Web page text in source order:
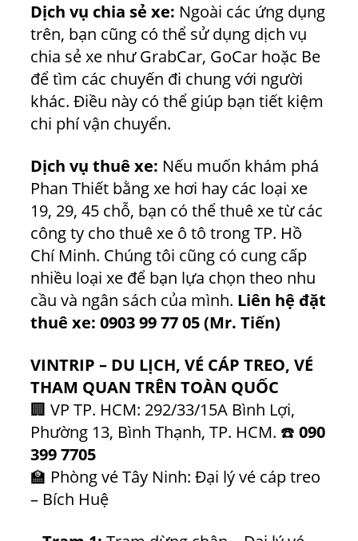
Dịch vụ chia sẻ xe: Ngoài các ứng dụng
trên, bạn cũng có thể sử dụng dịch vụ
chia sẻ xe như GrabCar, GoCar hoặc Be
để tìm các chuyến đi chung với người
khác. Điều này có thể giúp bạn tiết kiệm
chi phí vận chuyển.
Dịch vụ thuê xe: Nếu muốn khám phá
Phan Thiết bằng xe hơi hay các loại xe
19, 29, 45 chỗ, bạn có thể thuê xe từ các
công ty cho thuê xe ô tô trong TP. Hồ
Chí Minh. Chúng tôi cũng có cung cấp
nhiều loại xe để bạn lựa chọn theo nhu
cầu và ngân sách của mình. Liên hệ đặt
thuê xe: 0903 99 77 05(Mr. Tiến)
VINTRIP – DU LỊCH, VÉ CÁP TREO, VÉ
THAM QUAN TRÊN TOÀN QUỐC
🏢 VP TP. HCM: 292/33/15A Bình Lợi,
Phường 13, Bình Thạnh, TP. HCM. ☎️ 090
399 7705
🏫 Phòng vé Tây Ninh: Đại lý vé cáp treo
– Bích Huệ